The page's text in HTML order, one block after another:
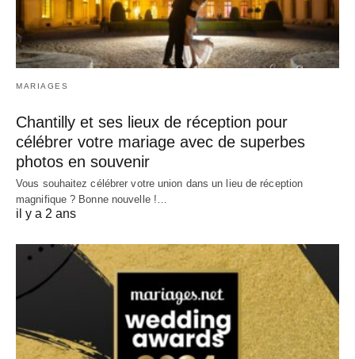
MARIAGES
Chantilly et ses lieux de réception pour
célébrer votre mariage avec de superbes
photos en souvenir
Vous souhaitez célébrer votre union dans un lieu de réception
magnifique ? Bonne nouvelle !…
il y a 2 ans